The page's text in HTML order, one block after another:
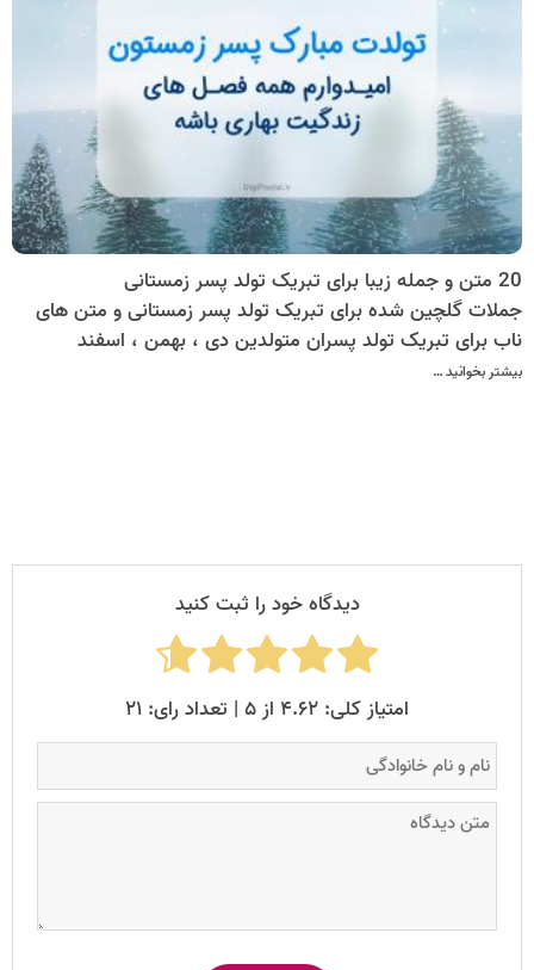
20 متن و جمله زیبا برای تبریک تولد پسر زمستانی
جملات گلچین شده برای تبریک تولد پسر زمستانی و متن های
ناب برای تبریک تولد پسران متولدین دی ، بهمن ، اسفند
بیشتر بخوانید …
دیدگاه خود را ثبت کنید
امتیاز کلی: ۴.۶۲ از ۵ | تعداد رای: ۲۱